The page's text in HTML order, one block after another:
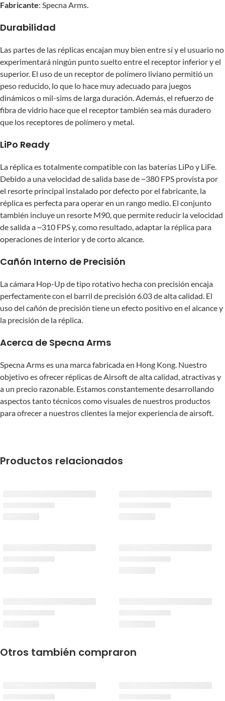
Fabricante: Specna Arms.
Durabilidad
Las partes de las réplicas encajan muy bien entre sí y el usuario no
experimentará ningún punto suelto entre el receptor inferior y el
superior. El uso de un receptor de polímero liviano permitió un
peso reducido, lo que lo hace muy adecuado para juegos
dinámicos o mil-sims de larga duración. Además, el refuerzo de
fibra de vidrio hace que el receptor también sea más duradero
que los receptores de polímero y metal.
LiPo Ready
La réplica es totalmente compatible con las baterías LiPo y LiFe.
Debido a una velocidad de salida base de ~380 FPS provista por
el resorte principal instalado por defecto por el fabricante, la
réplica es perfecta para operar en un rango medio. El conjunto
también incluye un resorte M90, que permite reducir la velocidad
de salida a ~310 FPS y, como resultado, adaptar la réplica para
operaciones de interior y de corto alcance.
Cañón Interno de Precisión
La cámara Hop-Up de tipo rotativo hecha con precisión encaja
perfectamente con el barril de precisión 6.03 de alta calidad. El
uso del cañón de precisión tiene un efecto positivo en el alcance y
la precisión de la réplica.
Acerca de Specna Arms
Specna Arms es una marca fabricada en Hong Kong. Nuestro
objetivo es ofrecer réplicas de Airsoft de alta calidad, atractivas y
a un precio razonable. Estamos constantemente desarrollando
aspectos tanto técnicos como visuales de nuestros productos
para ofrecer a nuestros clientes la mejor experiencia de airsoft.
Productos relacionados
Otros también compraron